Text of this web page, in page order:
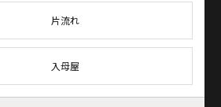
片流れ
入母屋